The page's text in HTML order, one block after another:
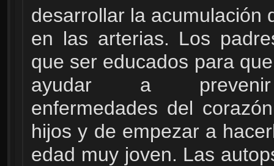
desarrollar la acumulación
en las arterias. Los
que ser educados para
ayudar a
enfermedades del
hijos y de empezar a
edad muy joven. Las